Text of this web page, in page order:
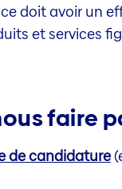
doit avoir un
et services
faire
de candidature